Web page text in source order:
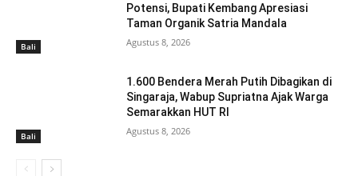
Bali
Potensi, Bupati Kembang Apresiasi
Taman Organik Satria Mandala
Agustus 8, 2026
Bali
1.600 Bendera Merah Putih Dibagikan di
Singaraja, Wabup Supriatna Ajak Warga
Semarakkan HUT RI
Agustus 8, 2026